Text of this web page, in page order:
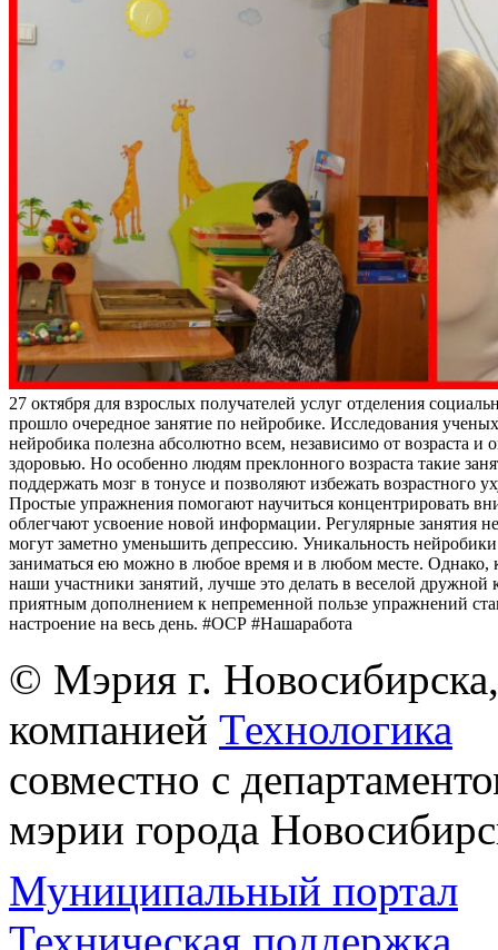
27 октября для взрослых получателей услуг отделения
прошло очередное занятие по нейробике. Исследования
нейробика полезна абсолютно всем, независимо от возраста и
здоровью. Но особенно людям преклонного возраста такие
поддержать мозг в тонусе и позволяют избежать возрастного
Простые упражнения помогают научиться концентрировать
облегчают усвоение новой информации. Регулярные занятия
могут заметно уменьшить депрессию. Уникальность
заниматься ею можно в любое время и в любом месте. Однако,
наши участники занятий, лучше это делать в веселой дружной
приятным дополнением к непременной пользе упражнений
настроение на весь день. #ОСР #Нашаработа
© Мэрия г.
компанией Технологика
совместно с
мэрии города
Муниципальный портал